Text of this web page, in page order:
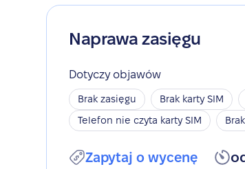
Naprawa zasięgu
Dotyczy objawów
Brak zasięgu Brak karty SIM
Telefon nie czyta karty SIM
Zapytaj o wycenę